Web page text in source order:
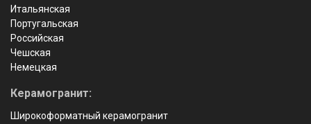
Итальянская
Португальская
Российская
Чешская
Немецкая
Керамогранит:
Широкоформатный керамогранит